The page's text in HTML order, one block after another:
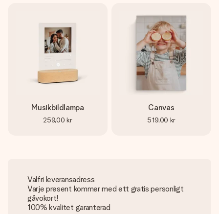
Musikbildlampa
259,00 kr
Canvas
519,00 kr
Valfri leveransadress
Varje present kommer med ett gratis personligt
gåvokort!
100% kvalitet garanterad